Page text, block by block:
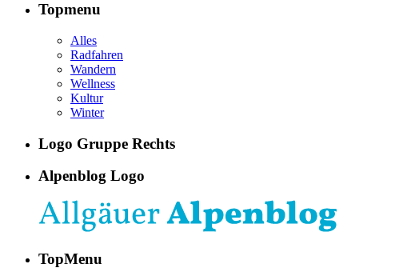
Topmenu
Alles
Radfahren
Wandern
Wellness
Kultur
Winter
Logo Gruppe Rechts
Alpenblog Logo
TopMenu